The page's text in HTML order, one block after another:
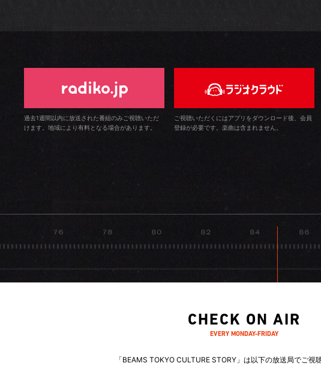
て、言葉では表せないほど神々しかったのです。
が苦手で、実は携帯電話やパソコンを持ったことがない
話す時間を大切にしています。これからもそのスタイル
もっともっと色々な方と会話する時間を作りたいですね。
にも参加しているんです（笑）。アマゾンで買ったウッ
奏しますが、最近はキーボードを弾けるようになりたく
BEAMS BOY＞との出会いは中学生の頃で、いつも母が
過去1週間以内に放送された番組のみご視聴いただ
けます。地域により有料となる場合があります。
ご視聴いただくにはアプリをダウンロード後、会員
登録が必要です。楽曲は含まれません。
CHECK ON AIR
EVERY MONDAY-FRIDAY
「BEAMS TOKYO CULTURE STORY」は以下の放送局でご視